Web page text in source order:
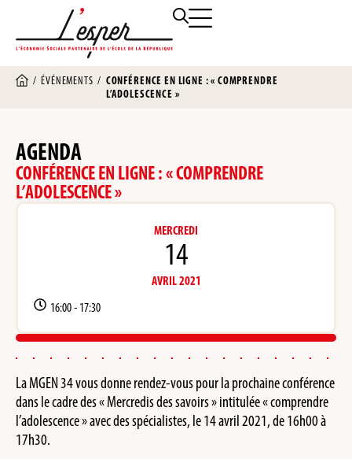
/ÉVÉNEMENTS / CONFÉRENCE EN LIGNE : « COMPRENDRE
L’ADOLESCENCE »
AGENDA
CONFÉRENCE EN LIGNE : « COMPRENDRE
L’ADOLESCENCE »
MERCREDI
14
AVRIL 2021
16:00 - 17:30
La MGEN 34 vous donne rendez-vous pour la prochaine conférence
dans le cadre des « Mercredis des savoirs » intitulée « comprendre
l’adolescence » avec des spécialistes, le 14 avril 2021, de 16h00 à
17h30.